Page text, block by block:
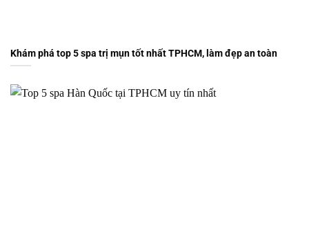
Khám phá top 5 spa trị mụn tốt nhất TPHCM, làm đẹp an toàn